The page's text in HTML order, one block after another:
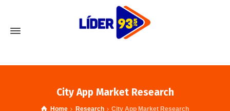
City App Market Research
Home Research City App Market Research